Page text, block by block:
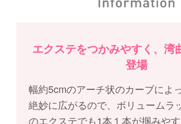
エクステをつかみやすく、湾
登場
幅約5cmのアーチ状のカーブによ
絶妙に広がるので、ボリュームラ
のエクステでも1本１本が掴みや